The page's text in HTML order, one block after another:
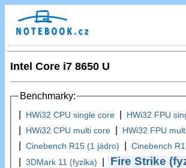
Intel Core i7 8650 U
Benchmarky:
HWi32 CPU single core HWi32 FPU
HWi32 CPU multi core HWi32 FPU
|Cinebench R15 (1 jádro) |Cinebench
|3DMark 11 (fyzika) Fire Strike